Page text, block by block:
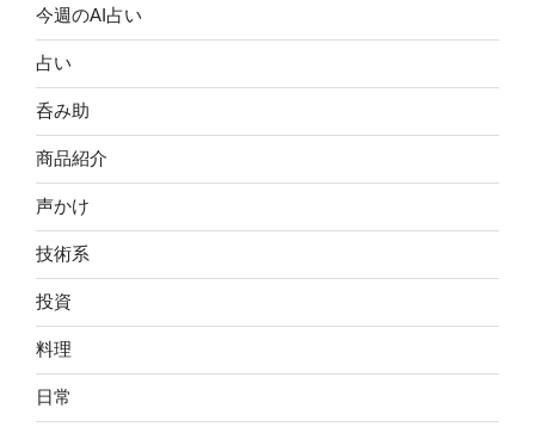
今週のAI占い
占い
呑み助
商品紹介
声かけ
技術系
投資
料理
日常